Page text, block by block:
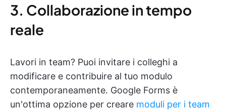
3. Collaborazione in tempo
reale
Lavori in team? Puoi invitare i colleghi a
modificare e contribuire al tuo modulo
contemporaneamente. Google Forms è
un'ottima opzione per creare moduli per i team